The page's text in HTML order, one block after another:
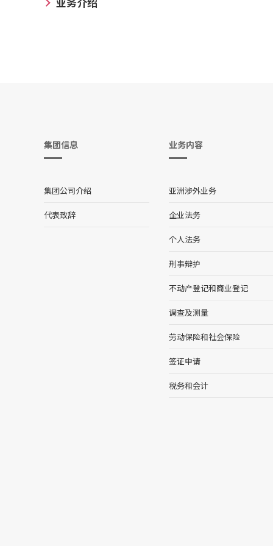
集团信息
集团公司介绍
代表致辞
业务内容
亚洲涉外业务
企业法务
个人法务
刑事辩护
不动产登记和商业登记
调查及测量
劳动保险和社会保险
签证申请
税务和会计